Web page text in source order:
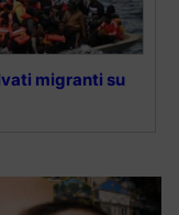
migranti su